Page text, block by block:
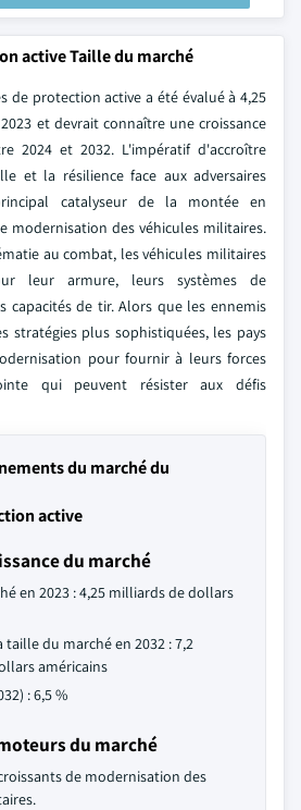
active Taille du marché
de protection active a été évalué à 4,25
et devrait connaître une croissance
2024 et 2032. L'impératif d'accroître
et la résilience face aux adversaires
catalyseur de la montée en
modernisation des véhicules militaires.
au combat, les véhicules militaires
leur armure, leurs systèmes de
capacités de tir. Alors que les ennemis
stratégies plus sophistiquées, les pays
pour fournir à leurs forces
qui peuvent résister aux défis
du marché du
active
du marché
en 2023 : 4,25 milliards de dollars
taille du marché en 2032 : 7,2
américains
: 6,5 %
du marché
de modernisation des